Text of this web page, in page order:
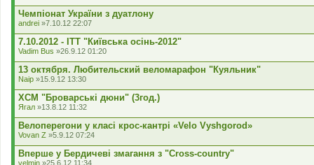
л
о
с
у
в
а
н
н
я
Чемпіонат України з дуатлону
andrei »7.10.12 22:07
7.10.2012 - ITT "Київська осінь-2012"
Vadim Bus »26.9.12 01:20
13 октября. Любительский веломарафон "Куяльник"
Naip »15.9.12 13:30
XCM "Броварські дюни" (3год.)
Ягал »13.8.12 11:32
Велоперегони у класі крос-кантрі «Velo Vyshgorod»
Vovan Z »5.9.12 07:24
Вперше у Бердичеві змагання з "Cross-country"
velmin »25.6.12 11:34